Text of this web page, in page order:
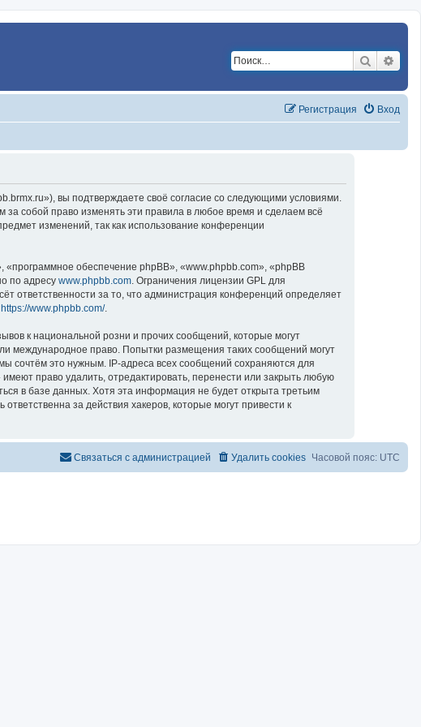
Поиск
Вход
Регистрация
вы подтверждаете своё согласие со следующими условиями.
собой право изменять эти правила в любое время и сделаем всё
изменений, так как использование конференции
обеспечение phpBB», «www.phpbb.com», «phpBB
по адресу www.phpbb.com. Ограничения лицензии GPL для
ответственности за то, что администрация конференций определяет
https://www.phpbb.com/.
к национальной розни и прочих сообщений, которые могут
международное право. Попытки размещения таких сообщений могут
сочтём это нужным. IP-адреса всех сообщений сохраняются для
право удалить, отредактировать, перенести или закрыть любую
в базе данных. Хотя эта информация не будет открыта третьим
за действия хакеров, которые могут привести к
Часовой пояс: UTC
Удалить cookies
Связаться с администрацией